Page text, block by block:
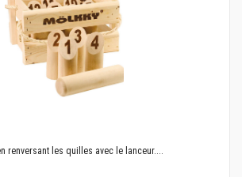
renversant les quilles avec le lanceur....